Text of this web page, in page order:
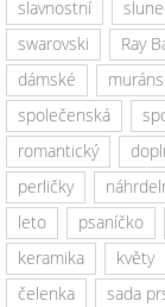
slavnostní
swarovski
Ray
dámské
společenská
romantický
perličky
leto
psaníčko
keramika
květy
čelenka
sada